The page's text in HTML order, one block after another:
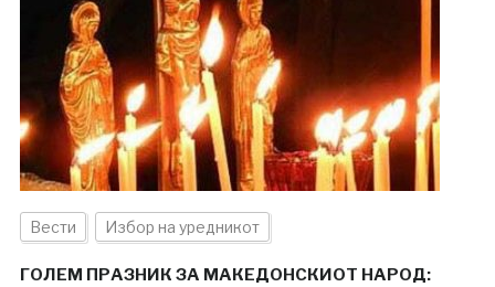
Вести Избор на уредникот
ГОЛЕМ ПРАЗНИК ЗА МАКЕДОНСКИОТ НАРОД: